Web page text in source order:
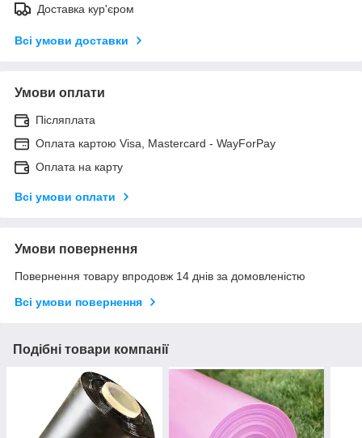
Доставка кур'єром
Всі умови доставки
Умови оплати
Післяплата
Оплата картою Visa, Mastercard - WayForPay
Оплата на карту
Всі умови оплати
Умови повернення
Повернення товару впродовж 14 днів за домовленістю
Всі умови повернення
Подібні товари компанії